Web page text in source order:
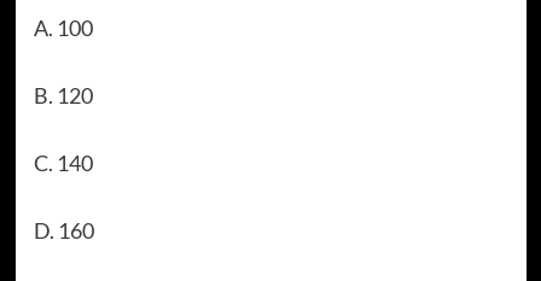
A. 100
B. 120
C. 140
D. 160